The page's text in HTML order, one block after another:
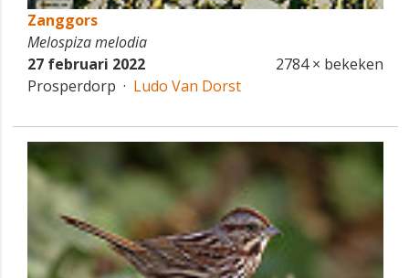
Zanggors
Melospiza melodia
27 februari 2022
2784 × bekeken
Prosperdorp · Ludo Van Dorst